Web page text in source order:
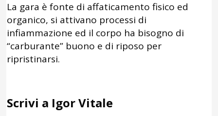
La gara è fonte di affaticamento fisico ed
organico, si attivano processi di
infiammazione ed il corpo ha bisogno di
“carburante” buono e di riposo per
ripristinarsi.
Scrivi a Igor Vitale